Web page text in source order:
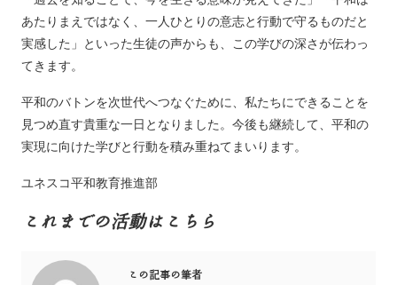
あたりまえではなく、一人ひとりの意志と行動で守るものだと
実感した」といった生徒の声からも、この学びの深さが伝わっ
てきます。
平和のバトンを次世代へつなぐために、私たちにできることを
見つめ直す貴重な一日となりました。今後も継続して、平和の
実現に向けた学びと行動を積み重ねてまいります。
ユネスコ平和教育推進部
これまでの活動はこちら
この記事の筆者